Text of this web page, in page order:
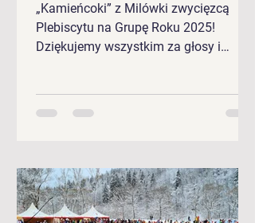
„Kamieńcoki” z Milówki zwycięzcą
Plebiscytu na Grupę Roku 2025!
Dziękujemy wszystkim za głosy i